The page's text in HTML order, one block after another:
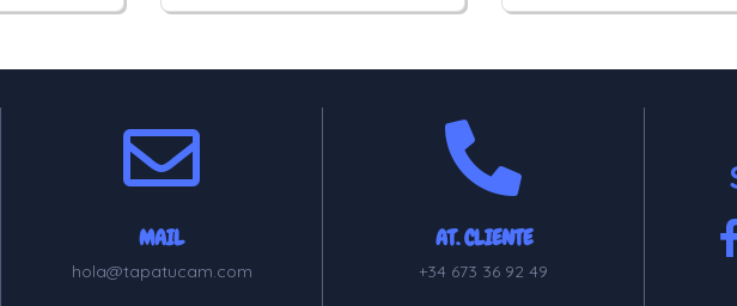
MAIL
hola@tapatucam.com
AT. CLIENTE
+34 673 36 92 49